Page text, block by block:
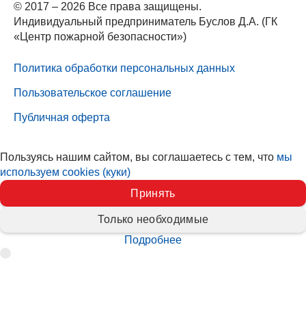
© 2017 – 2026 Все права защищены.
Индивидуальный предприниматель Буслов Д.А. (ГК
«Центр пожарной безопасности»)
Политика обработки персональных данных
Пользовательское соглашение
Публичная оферта
Пользуясь нашим сайтом, вы соглашаетесь с тем, что мы
используем cookies (куки)
Принять
Только необходимые
Подробнее